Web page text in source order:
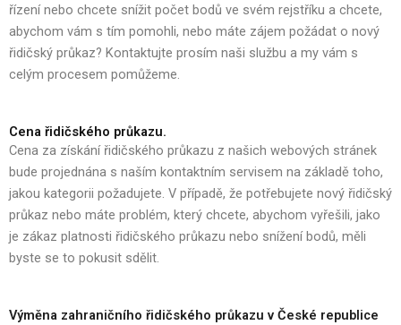
řízení nebo chcete snížit počet bodů ve svém rejstříku a chcete,
abychom vám s tím pomohli, nebo máte zájem požádat o nový
řidičský průkaz? Kontaktujte prosím naši službu a my vám s
celým procesem pomůžeme.
Cena řidičského průkazu.
Cena za získání řidičského průkazu z našich webových stránek
bude projednána s naším kontaktním servisem na základě toho,
jakou kategorii požadujete. V případě, že potřebujete nový řidičský
průkaz nebo máte problém, který chcete, abychom vyřešili, jako
je zákaz platnosti řidičského průkazu nebo snížení bodů, měli
byste se to pokusit sdělit.
Výměna zahraničního řidičského průkazu v České republice